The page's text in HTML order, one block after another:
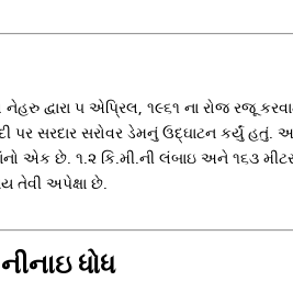
દ્વારા ૫ એપ્રિલ, ૧૯૬૧ ના રોજ રજૂ
પર સરદાર સરોવર ડેમનું ઉદ્ઘાટન કર્યું
એક છે. ૧.૨ કિ.મી.ની લંબાઇ અને ૧૬૩
તેવી અપેક્ષા છે.
નીનાઇ ધોધ